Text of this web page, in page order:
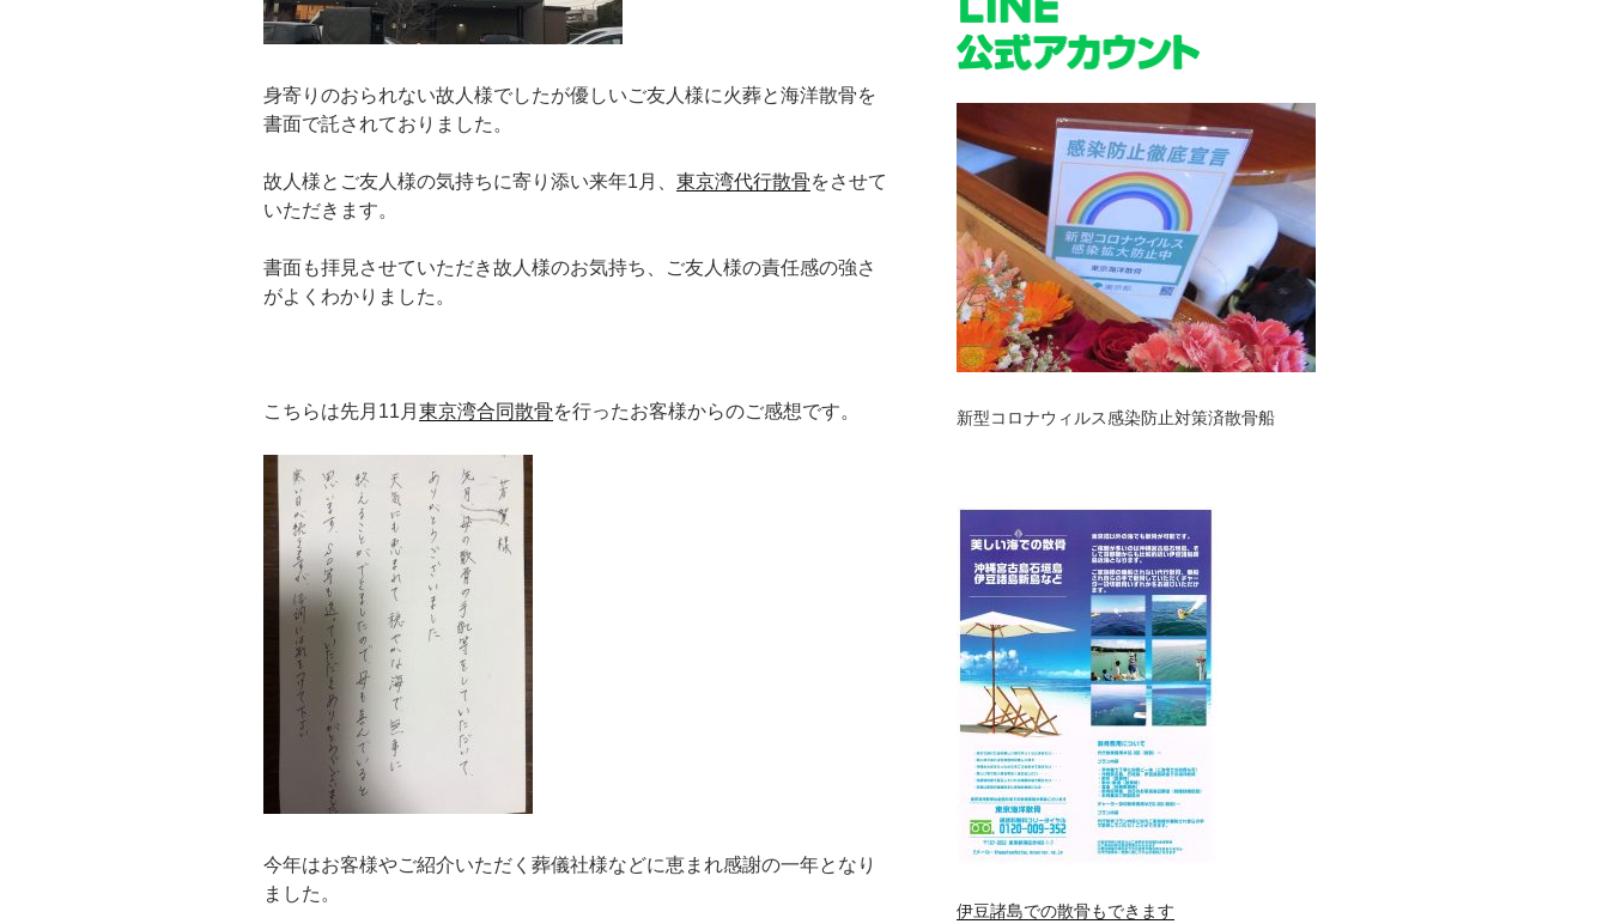
身寄りのおられない故人様でしたが優しいご友人様に火葬と海洋散骨を
書面で託されておりました。
故人様とご友人様の気持ちに寄り添い来年1月、 東京湾代行散骨をさせて
いただきます。
書面も拝見させていただき故人様のお気持ち、ご友人様の責任感の強さ
がよくわかりました。
こちらは先月11月 東京湾合同散骨を行ったお客様からのご感想です。
今年はお客様やご紹介いただく葬儀社様などに恵まれ感謝の一年となり
ました。
新型コロナウィルス感染防止対策済散骨船
伊豆諸島での散骨もできます